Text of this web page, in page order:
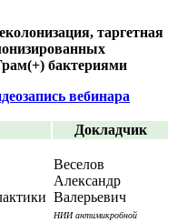
таргетная
бактериями
вебинара
Докладчик
Веселов
Александр
Валерьевич
НИИ антимикробной